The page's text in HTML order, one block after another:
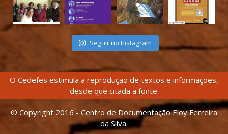
Seguir no Instagram
O Cedefes estimula a reprodução de textos e informações,
desde que citada a fonte.
© Copyright 2016 - Centro de Documentação Eloy Ferreira
da Silva.